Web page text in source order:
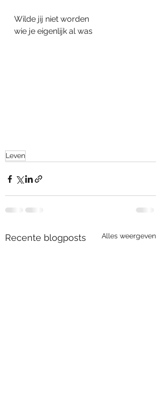
Wilde jij niet worden
wie je eigenlijk al was
Leven
Recente blogposts Alles weergeven